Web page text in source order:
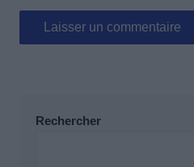
Rechercher